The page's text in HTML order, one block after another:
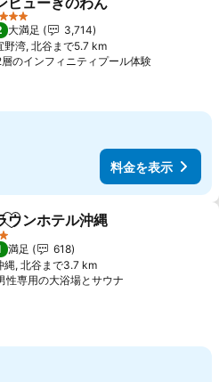
を表示
ルのランク
大満足
3,714
野湾, 北谷まで5.7 km
層のインフィニティプール体験料金を表
料金を表示
アお気に入りに追加
ウンホテル沖縄
ルのランク
満足
618
縄, 北谷まで3.7 km
性専用の大浴場とサウナ